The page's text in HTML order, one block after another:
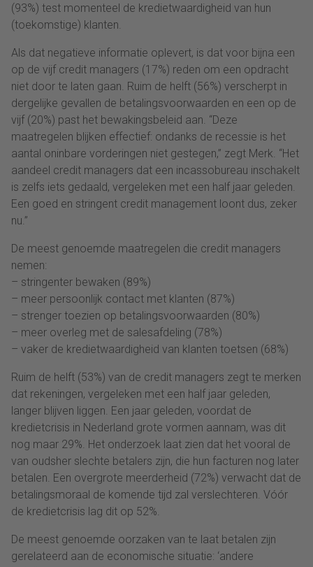
(93%) test momenteel de kredietwaardigheid van hun
(toekomstige) klanten.
Als dat negatieve informatie oplevert, is dat voor bijna een
op de vijf credit managers (17%) reden om een opdracht
niet door te laten gaan. Ruim de helft (56%) verscherpt in
dergelijke gevallen de betalingsvoorwaarden en een op de
vijf (20%) past het bewakingsbeleid aan. “Deze
maatregelen blijken effectief: ondanks de recessie is het
aantal oninbare vorderingen niet gestegen,” zegt Merk. “Het
aandeel credit managers dat een incassobureau inschakelt
is zelfs iets gedaald, vergeleken met een half jaar geleden.
Een goed en stringent credit management loont dus, zeker
nu.”
De meest genoemde maatregelen die credit managers
nemen:
– stringenter bewaken (89%)
– meer persoonlijk contact met klanten (87%)
– strenger toezien op betalingsvoorwaarden (80%)
– meer overleg met de salesafdeling (78%)
– vaker de kredietwaardigheid van klanten toetsen (68%)
Ruim de helft (53%) van de credit managers zegt te merken
dat rekeningen, vergeleken met een half jaar geleden,
langer blijven liggen. Een jaar geleden, voordat de
kredietcrisis in Nederland grote vormen aannam, was dit
nog maar 29%. Het onderzoek laat zien dat het vooral de
van oudsher slechte betalers zijn, die hun facturen nog later
betalen. Een overgrote meerderheid (72%) verwacht dat de
betalingsmoraal de komende tijd zal verslechteren. Vóór
de kredietcrisis lag dit op 52%.
De meest genoemde oorzaken van te laat betalen zijn
gerelateerd aan de economische situatie: ‘andere